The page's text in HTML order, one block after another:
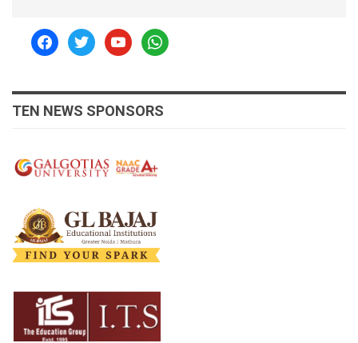
facebooktwitteryoutubewhatsapp
TEN NEWS SPONSORS